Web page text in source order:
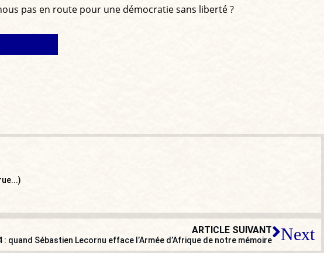
pas en route pour une démocratie sans liberté ?
ARTICLE SUIVANT
: quand Sébastien Lecornu efface l’Armée d’Afrique de notre mémoire Next